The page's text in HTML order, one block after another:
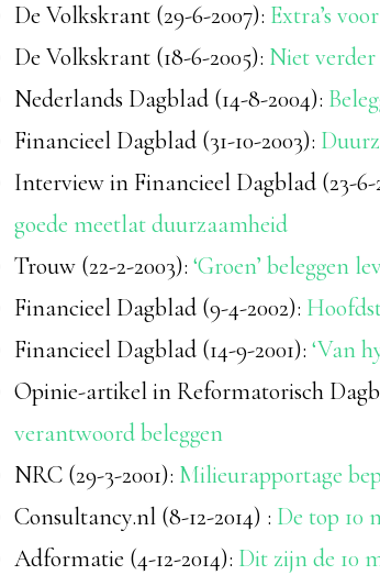
De Volkskrant (29-6-2007): Extra’s
De Volkskrant (18-6-2005): Niet
Nederlands Dagblad (14-8-2004):
Financieel Dagblad (31-10-2003):
Interview in Financieel Dagblad (23-6-
goede meetlat duurzaamheid
Trouw (22-2-2003): ‘Groen’ beleggen
Financieel Dagblad (9-4-2002):
Financieel Dagblad (14-9-2001): ‘Van
Opinie-artikel in Reformatorisch
verantwoord beleggen
NRC (29-3-2001): Milieurapportage
Consultancy.nl (8-12-2014) : De top 10
Adformatie (4-12-2014): Dit zijn de 10